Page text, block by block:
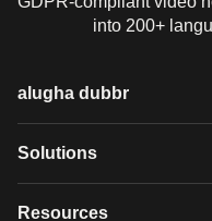
into 200+
alugha dubbr
Overview
Solutions
GDPR video hosting
Resources